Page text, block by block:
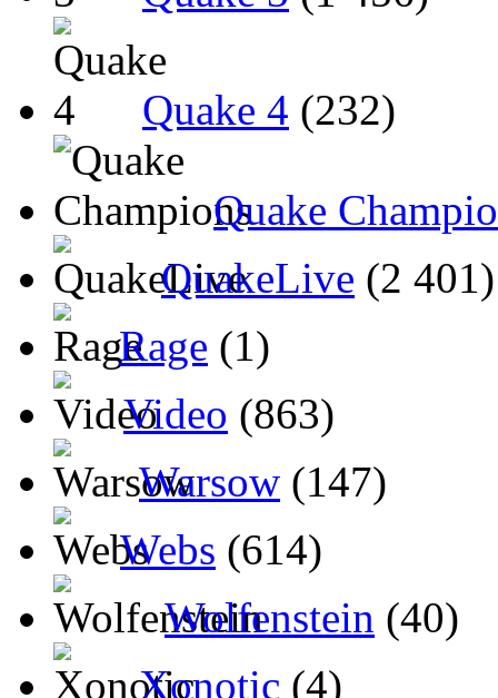
Quake 4 (232)
Quake
QuakeLive (2 401)
Rage (1)
Video (863)
Warsow (147)
Webs (614)
Wolfenstein (40)
Xonotic (4)